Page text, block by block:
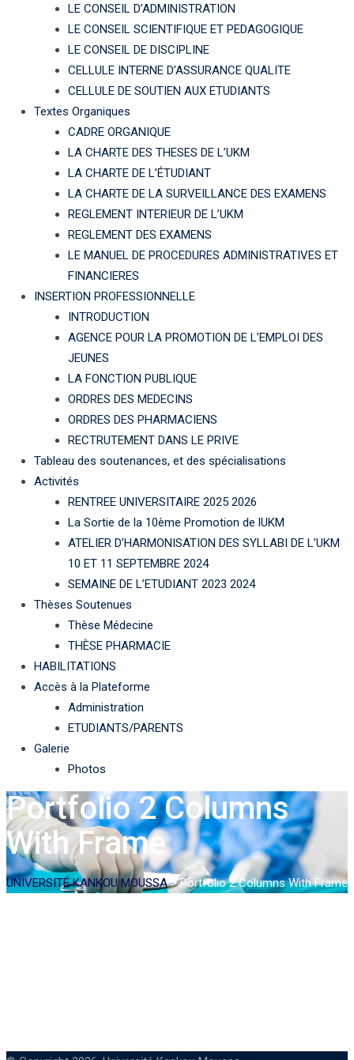
LE CONSEIL D’ADMINISTRATION
LE CONSEIL SCIENTIFIQUE ET PEDAGOGIQUE
LE CONSEIL DE DISCIPLINE
CELLULE INTERNE D’ASSURANCE QUALITE
CELLULE DE SOUTIEN AUX ETUDIANTS
Textes Organiques
CADRE ORGANIQUE
LA CHARTE DES THESES DE L’UKM
LA CHARTE DE L’ÉTUDIANT
LA CHARTE DE LA SURVEILLANCE DES EXAMENS
REGLEMENT INTERIEUR DE L’UKM
REGLEMENT DES EXAMENS
LE MANUEL DE PROCEDURES ADMINISTRATIVES ET
FINANCIERES
INSERTION PROFESSIONNELLE
INTRODUCTION
AGENCE POUR LA PROMOTION DE L’EMPLOI DES
JEUNES
LA FONCTION PUBLIQUE
ORDRES DES MEDECINS
ORDRES DES PHARMACIENS
RECTRUTEMENT DANS LE PRIVE
Tableau des soutenances, et des spécialisations
Activités
RENTREE UNIVERSITAIRE 2025 2026
La Sortie de la 10ème Promotion de lUKM
ATELIER D’HARMONISATION DES SYLLABI DE L’UKM
10 ET 11 SEPTEMBRE 2024
SEMAINE DE L’ETUDIANT 2023 2024
Thèses Soutenues
Thèse Médecine
THÈSE PHARMACIE
HABILITATIONS
Accès à la Plateforme
Administration
ETUDIANTS/PARENTS
Galerie
Photos
Portfolio 2 Columns
With Frame
UNIVERSITÉ KANKOU MOUSSA>Portfolio 2 Columns With Frame